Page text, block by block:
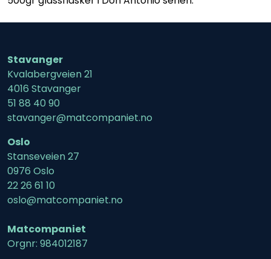
Stavanger
Kvalabergveien 21
4016 Stavanger
51 88 40 90
stavanger@matcompaniet.no
Oslo
Stanseveien 27
0976 Oslo
22 26 61 10
oslo@matcompaniet.no
Matcompaniet
Orgnr: 984012187